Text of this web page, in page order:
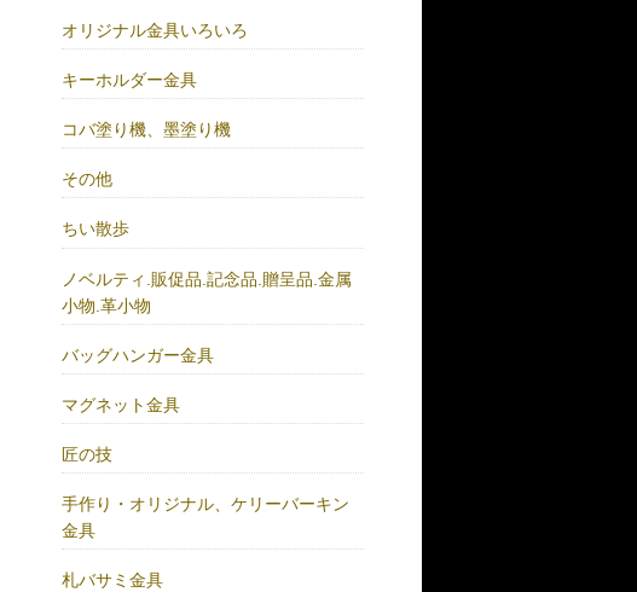
オリジナル金具いろいろ
キーホルダー金具
コバ塗り機、墨塗り機
その他
ちい散歩
ノベルティ.販促品.記念品.贈呈品.金属
小物.革小物
バッグハンガー金具
マグネット金具
匠の技
手作り・オリジナル、ケリーバーキン
金具
札バサミ金具